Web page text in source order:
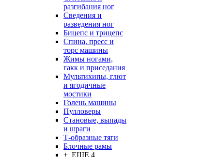
разгибания ног
Сведения и
разведения ног
Бицепс и трицепс
Спина, пресс и
торс машины
Жимы ногами,
гакк и приседания
Мультихипы, глют
и ягодичные
мостики
Голень машины
Пулловеры
Становые, выпады
и шраги
Т-образные тяги
Блочные рамы
+ ЕЩЕ 4